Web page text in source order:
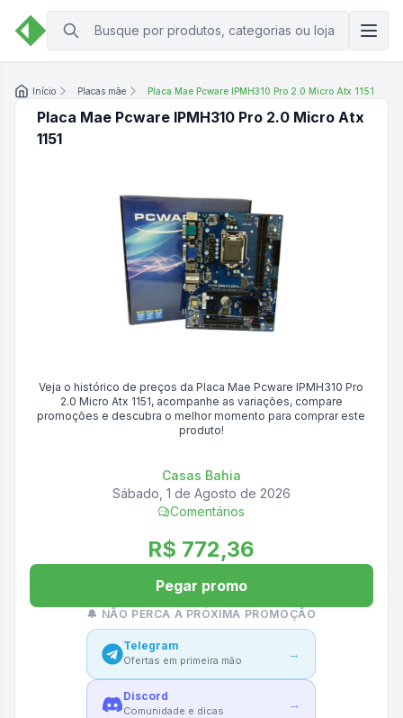
Início Placas mãe Placa Mae Pcware IPMH310 Pro 2.0 Micro Atx 1151
Placa Mae Pcware IPMH310 Pro 2.0 Micro Atx
1151
Veja o histórico de preços daPlaca Mae Pcware IPMH310 Pro
2.0 Micro Atx 1151, acompanhe as variações, compare
promoções e descubra o melhor momento para comprar este
produto!
Casas Bahia
Sábado, 1 de Agosto de 2026
Comentários
R$ 772,36
Pegar promo
🔔 NÃO PERCA A PRÓXIMA PROMOÇÃO
Telegram
Ofertas em primeira mão →
Discord
Comunidade e dicas →